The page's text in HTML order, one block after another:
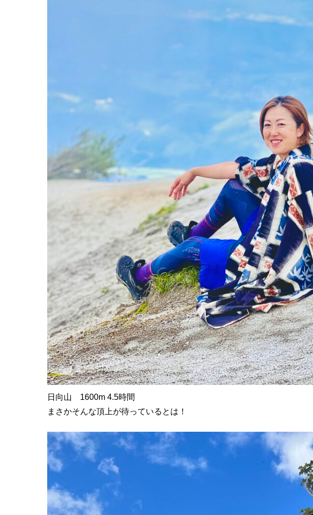
日向山 1600m 4.5時間
まさかそんな頂上が待っているとは！